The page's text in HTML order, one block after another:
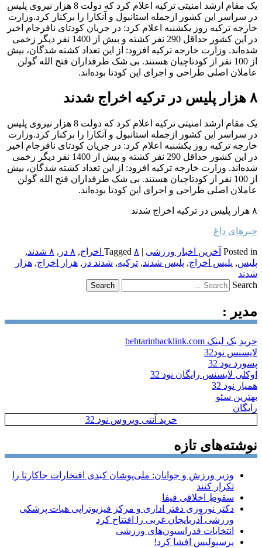
یک مقام ارشد امنیتی ترکیه اعلام کرد که دولت 8 هزار نیروی پلیس
در سراسر این کشور ازجمله استانبول و آنکارا را برکنار کرد.وزارت
خارجه ترکیه روز یکشنبه اعلام کرد: در جریان کودتای نافرجام اخیر
در این کشور حداقل 290 نفر کشته و بیش از 1400 نفر دیگر زخمی
شده‌اند. وزارت خارجه ترکیه افزود: از این تعداد کشته شدگان، بیش
از 100 نفر از کودتاچیان هستند. بی شک طرفداران فتح الله گولن
عاملان اصلی طراحی و اجرای این کودتا بوده‌اند.
۸ هزار پلیس در ترکیه اخراج شدند
یک مقام ارشد امنیتی ترکیه اعلام کرد که دولت 8 هزار نیروی پلیس
در سراسر این کشور ازجمله استانبول و آنکارا را برکنار کرد.وزارت
خارجه ترکیه روز یکشنبه اعلام کرد: در جریان کودتای نافرجام اخیر
در این کشور حداقل 290 نفر کشته و بیش از 1400 نفر دیگر زخمی
شده‌اند. وزارت خارجه ترکیه افزود: از این تعداد کشته شدگان، بیش
از 100 نفر از کودتاچیان هستند. بی شک طرفداران فتح الله گولن
عاملان اصلی طراحی و اجرای این کودتا بوده‌اند.
۸ هزار پلیس در ترکیه اخراج شدند
خبرهای داغ
Posted in آخرین اخبار ورزشی |
Tagged ۸ اخراج , ۸ در , ۸ شدند
,
پلیس, پلیس اخراج, پلیس شدند, ترکیه, شدند در , هزار اخراج, هزار
شدند
Search
مدیر :
خرید بک لینک behtarinbacklink.com
لایسنس نود32
پسورد نود 32
اوکلی لایسنس رایگان نود 32
همیار نود 32
بهترین سئو
رایگان
خرید آنتی ویروس نود 32
نوشته‌های تازه
وزیر ورزش و جوانان: ملی‌پوشان کبدی افتخارات جاکارتا را
تکرار کنند
سقوطِ اخلاقی فیفا
دکتر نوروزی دفتر اداری و مرکز فیزیوتراپی هیات پزشکی
ورزشی آذربایجان غربی را افتتاح کرد
انتخابات فدراسیون‌های ورزشی
پرسپولیس افشا کرد!